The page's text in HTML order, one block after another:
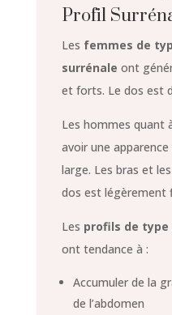
Profil
Les femmes de
surrénale ont
et forts. Le dos est
Les hommes quant
avoir une
large. Les bras et
dos est légèrement
Les profils de
ont tendance à :
Accumuler de la
de l’abdomen